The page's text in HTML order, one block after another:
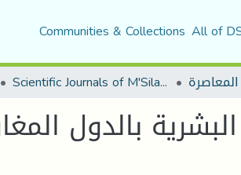
Communities & Collections All of
Scientific Journals of M'Sila University
بالدول